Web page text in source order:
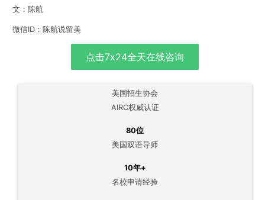
文：陈航
微信ID：陈航说留美
点击7x24全天在线咨询
美国招生协会
AIRC权威认证
80位
美国双语导师
10年+
名校申请经验